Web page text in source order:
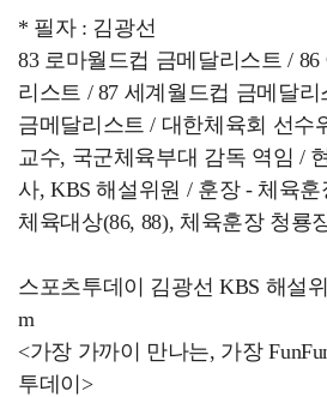
* 필자 : 김광선
83 로마월드컵 금메달리스트 /
리스트 / 87 세계월드컵 금메달리
금메달리스트 / 대한체육회 선수
교수, 국군체육부대 감독 역임 /
사, KBS 해설위원 / 훈장 - 체육
체육대상(86, 88), 체육훈장 청룡
스포츠투데이 김광선 KBS 해설위
m
<가장 가까이 만나는, 가장
투데이>